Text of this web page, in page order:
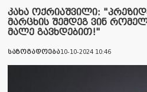
კახა ოქრიაშვილი:
მარცხის შემდეგ ვინ რომელ
მალე გავხდებით!"
საზოგადოება10-10-2024 10:46